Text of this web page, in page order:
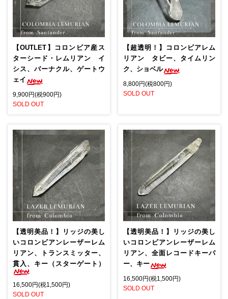
【OUTLET】コロンビア産ス
ターシード・レムリアン イ
シス、バーナクル、ゲートウ
ェイ
9,900円(税900円)
SOLD OUT
【超透明！】コロンビアレム
リアン タビー、タイムリン
ク、ショベル
8,800円(税800円)
SOLD OUT
【透明美品！】リッジの美し
いコロンビアンレーザーレム
リアン、トランスミッター、
貫入、キー（スターゲート）
16,500円(税1,500円)
SOLD OUT
【透明美品！】リッジの美し
いコロンビアンレーザーレム
リアン、全面レコードキーパ
ー、キー
16,500円(税1,500円)
SOLD OUT